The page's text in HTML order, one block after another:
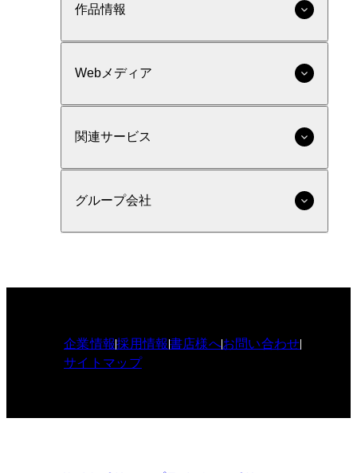
作品情報
Webメディア
関連サービス
グループ会社
企業情報採用情報書店様へお問い合わせ
サイトマップ